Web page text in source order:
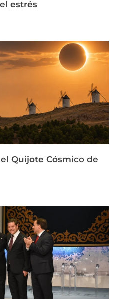
estrés
Quijote Cósmico de